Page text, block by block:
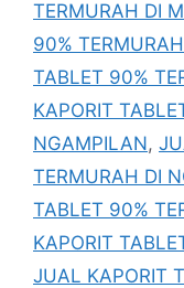
TERMURAH DI
90%
TABLET 90%
KAPORIT
NGAMPILAN,
TERMURAH DI
TABLET 90%
KAPORIT
JUAL KAPORIT